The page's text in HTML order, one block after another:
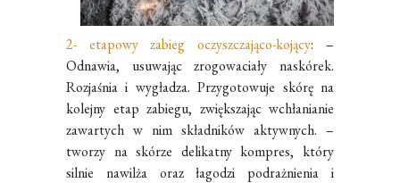
2- etapowy zabieg oczyszczająco-kojący:
–
Odnawia, usuwając zrogowaciały naskórek.
Rozjaśnia i wygładza. Przygotowuje skórę na
kolejny etap zabiegu, zwiększając wchłanianie
zawartych w nim składników aktywnych. –
tworzy na skórze delikatny kompres, który
silnie nawilża oraz łagodzi podrażnienia i